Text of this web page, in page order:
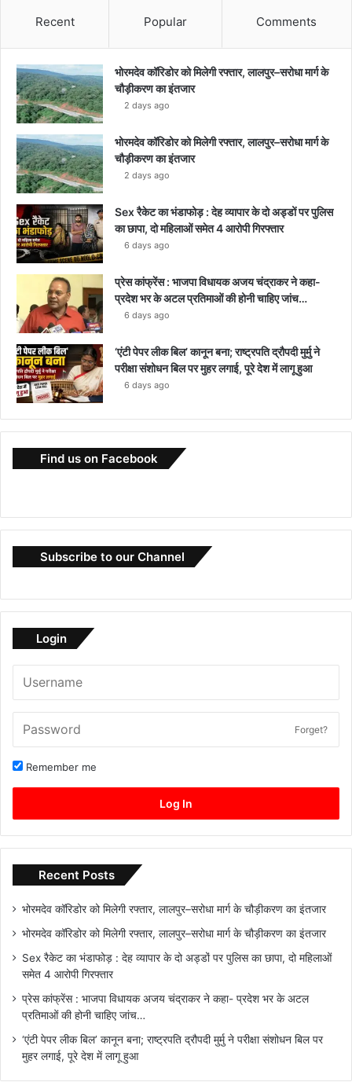
Recent Popular Comments
भोरमदेव कॉरिडोर को मिलेगी रफ्तार, लालपुर–सरोधा मार्ग के
चौड़ीकरण का इंतजार
2 days ago
भोरमदेव कॉरिडोर को मिलेगी रफ्तार, लालपुर–सरोधा मार्ग के
चौड़ीकरण का इंतजार
2 days ago
Sex रैकेट का भंडाफोड़ : देह व्यापार के दो अड्डों पर पुलिस
का छापा, दो महिलाओं समेत 4 आरोपी गिरफ्तार
6 days ago
प्रेस कांफ्रेंस : भाजपा विधायक अजय चंद्राकर ने कहा-
प्रदेश भर के अटल प्रतिमाओं की होनी चाहिए जांच…
6 days ago
‘एंटी पेपर लीक बिल’ कानून बना; राष्ट्रपति द्रौपदी मुर्मु ने
परीक्षा संशोधन बिल पर मुहर लगाई, पूरे देश में लागू हुआ
6 days ago
Find us on Facebook
Subscribe to our Channel
Login
Forget?
Remember me
Log In
Recent Posts
भोरमदेव कॉरिडोर को मिलेगी रफ्तार, लालपुर–सरोधा मार्ग के चौड़ीकरण का इंतजार
भोरमदेव कॉरिडोर को मिलेगी रफ्तार, लालपुर–सरोधा मार्ग के चौड़ीकरण का इंतजार
Sex रैकेट का भंडाफोड़ : देह व्यापार के दो अड्डों पर पुलिस का छापा, दो महिलाओं
समेत 4 आरोपी गिरफ्तार
प्रेस कांफ्रेंस : भाजपा विधायक अजय चंद्राकर ने कहा- प्रदेश भर के अटल
प्रतिमाओं की होनी चाहिए जांच…
‘एंटी पेपर लीक बिल’ कानून बना; राष्ट्रपति द्रौपदी मुर्मु ने परीक्षा संशोधन बिल पर
मुहर लगाई, पूरे देश में लागू हुआ